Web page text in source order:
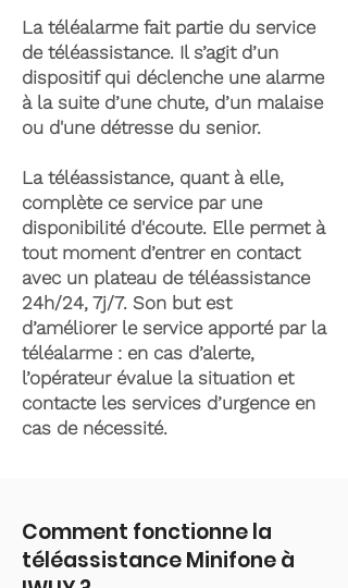
La téléalarme fait partie du service
de téléassistance. Il s’agit d’un
dispositif qui déclenche une alarme
à la suite d’une chute, d’un malaise
ou d'une détresse du senior.
La téléassistance, quant à elle,
complète ce service par une
disponibilité d'écoute. Elle permet à
tout moment d’entrer en contact
avec un plateau de téléassistance
24h/24, 7j/7. Son but est
d’améliorer le service apporté par la
téléalarme : en cas d’alerte,
l’opérateur évalue la situation et
contacte les services d’urgence en
cas de nécessité.
Comment fonctionne la
téléassistance Minifone à